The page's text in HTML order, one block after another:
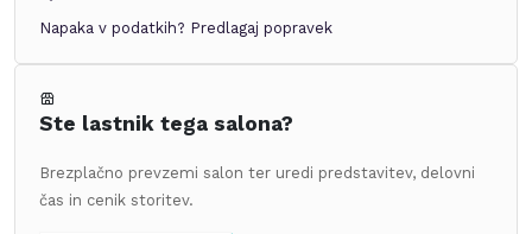
Napaka v podatkih? Predlagaj popravek
Ste lastnik tega salona?
Brezplačno prevzemi salon ter uredi predstavitev, delovni
čas in cenik storitev.